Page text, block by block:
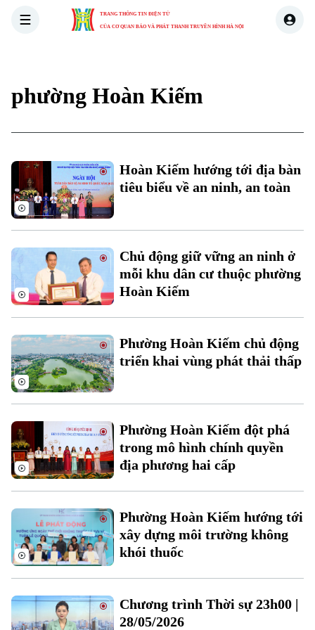
TRANG THÔNG TIN ĐIỆN TỬ
CỦA CƠ QUAN BÁO VÀ PHÁT THANH TRUYỀN HÌNH HÀ NỘI
Xu hướng
phường Hoàn Kiếm
Hoàn Kiếm hướng tới địa bàn
tiêu biểu về an ninh, an toàn
Chủ động giữ vững an ninh ở
mỗi khu dân cư thuộc phường
Hoàn Kiếm
Phường Hoàn Kiếm chủ động
triển khai vùng phát thải thấp
Phường Hoàn Kiếm đột phá
trong mô hình chính quyền
địa phương hai cấp
Phường Hoàn Kiếm hướng tới
xây dựng môi trường không
khói thuốc
Chương trình Thời sự 23h00 |
28/05/2026